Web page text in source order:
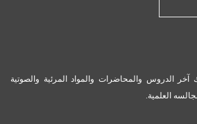
آخر الدروس والمحاضرات والمواد المرئية والصوتية
العلمية.